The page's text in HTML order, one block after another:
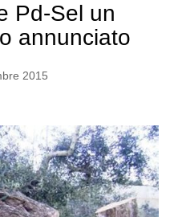
Pd-Sel un
annunciato
2015